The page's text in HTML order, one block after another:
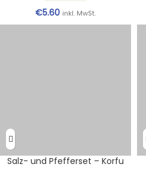
€5.60 inkl. MwSt.
Salz- und Pfefferset – Korfu